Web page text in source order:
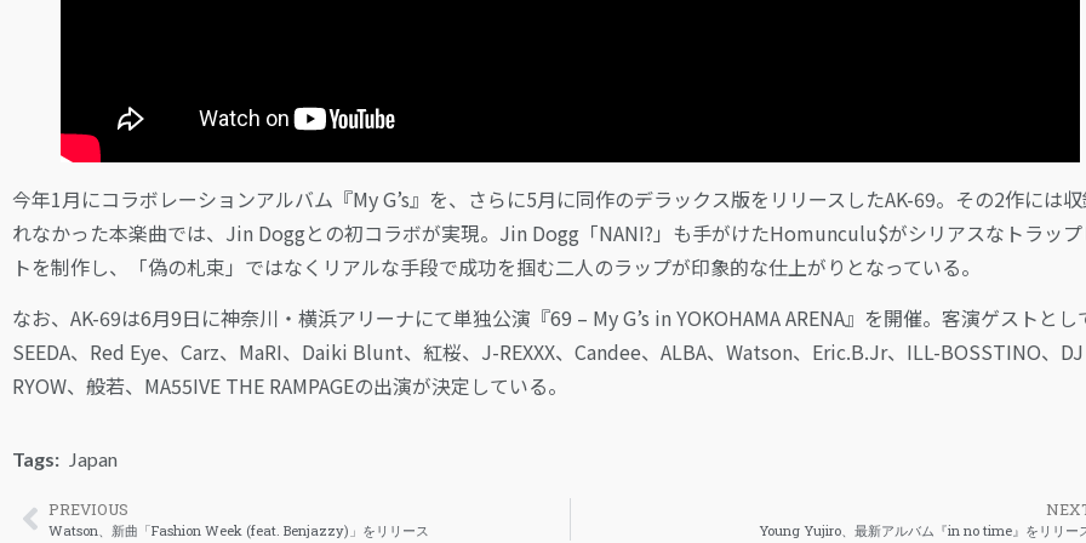
今年1月にコラボレーションアルバム『My G’s』を、さらに5月に同作のデラックス版をリリースしたAK-69。その2作には
れなかった本楽曲では、Jin Doggとの初コラボが実現。Jin Dogg「NANI?」も手がけたHomunculu$がシリアスなトラップ
トを制作し、「偽の札束」ではなくリアルな手段で成功を掴む二人のラップが印象的な仕上がりとなっている。
なお、AK-69は6月9日に神奈川・横浜アリーナにて単独公演『69 – My G’s in YOKOHAMA ARENA』を開催。客演ゲストとし
SEEDA、Red Eye、Carz、MaRI、Daiki Blunt、紅桜、J-REXXX、Candee、ALBA、Watson、Eric.B.Jr、ILL-BOSSTINO、DJ
RYOW、般若、MA55IVE THE RAMPAGEの出演が決定している。
Tags: Japan
PREVIOUS
Watson、新曲「Fashion Week (feat. Benjazzy)」をリリース Young Yujiro、最新アルバム『in no time』をリリー